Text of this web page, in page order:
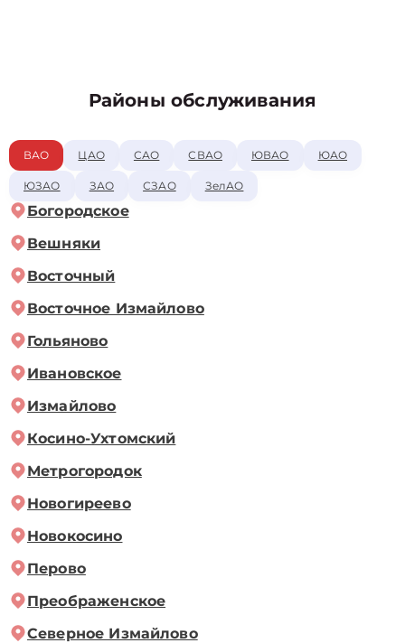
Районы обслуживания
ВАО ЦАО САО СВАО ЮВАО ЮАО
ЮЗАО ЗАО СЗАО ЗелАО
Богородское
Вешняки
Восточный
Восточное Измайлово
Гольяново
Ивановское
Измайлово
Косино-Ухтомский
Метрогородок
Новогиреево
Новокосино
Перово
Преображенское
Северное Измайлово